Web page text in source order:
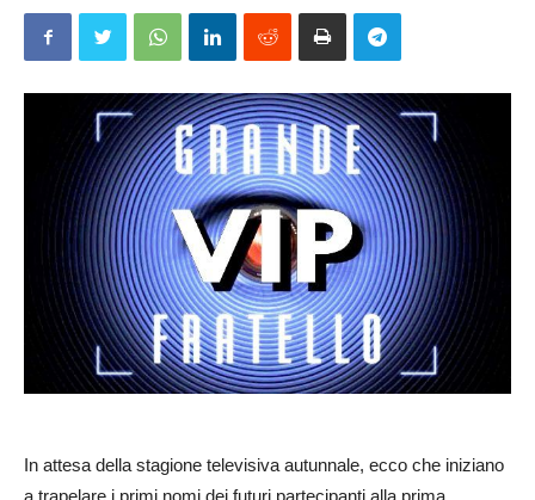
In attesa della stagione televisiva autunnale, ecco che iniziano
a trapelare i primi nomi dei futuri partecipanti alla prima